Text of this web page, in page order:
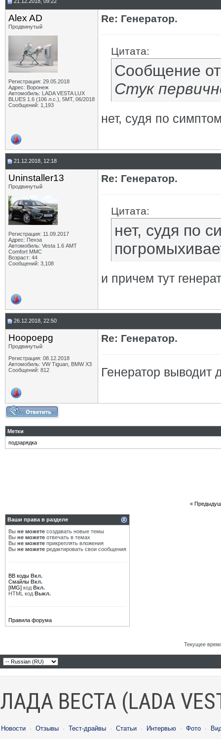
Alex AD
Продвинутый
Регистрация: 29.05.2018
Адрес: Воронеж
Автомобиль: LADA VESTA LUX
BLUES 1.6 (106 л.с.), 5МТ, 06/2018
Сообщений: 1,193
Re: Генератор.
Цитата:
Сообщение
Стук
нет, судя по
21.12.2018, 12:18
Uninstaller13
Продвинутый
Регистрация: 11.09.2017
Адрес: Пенза
Автомобиль: Vesta 1.6 АМТ
Comfort MMC
Возраст: 44
Сообщений: 3,108
Re: Генератор.
Цитата:
нет, судя по
и причем тут
26.12.2018, 22:50
Hoopoepg
Продвинутый
Регистрация: 08.12.2018
Автомобиль: VW Tiguan, BMW X3
Сообщений: 812
Re: Генератор.
Генератор выводит
Метки
подзарядка
«
Ваши права в разделе
Вы не можете создавать новые темы
Вы не можете отвечать в темах
Вы не можете прикреплять вложения
Вы не можете редактировать свои сообщения
BB коды Вкл.
Смайлы Вкл.
[IMG] код Вкл.
HTML код Выкл.
Правила форума
Текущее
ЛАДА ВЕСТА (LADA
Новости · Отзывы · Тест-драйвы · Статьи · Интервью · Фото ·